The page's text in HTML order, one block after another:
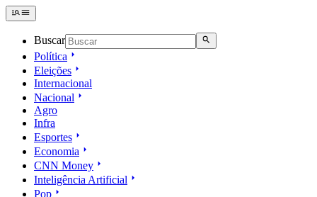
Buscar
Política
Eleições
Internacional
Nacional
Agro
Infra
Esportes
Economia
CNN Money
Inteligência Artificial
Pop